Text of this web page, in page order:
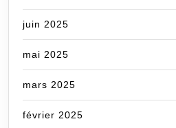
juin 2025
mai 2025
mars 2025
février 2025